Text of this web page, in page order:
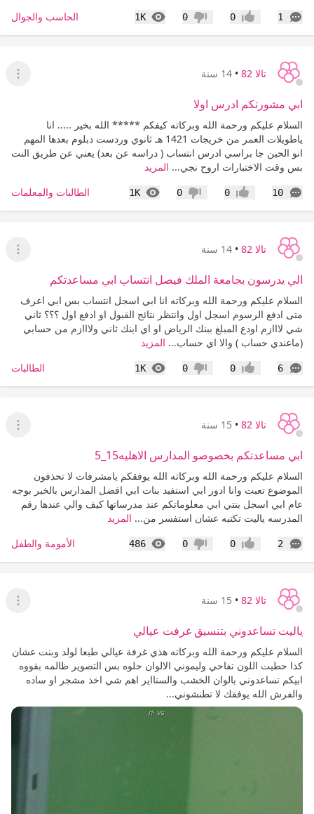
1
التعليقات إعجاب0 عدم إعجاب
0
1K
المشاهدات الحاسب والجوال
تالا 82 • 14 سنة
عرض
ابي مشورتكم ادرس اولا
السلام عليكم ورحمة الله وبركاته كيفكم ***** الله بخير ..... انا
ياطويلات العمر من خريجات 1421 هـ ثانوي وردست دبلوم بعدها المهم
انو الحين جا براسي ادرس انتساب ( دراسه عن بعد) يعني عن طريق النت
بس وقت الاختبارات اروح نجي... المزيد
10
التعليقات إعجاب0 عدم إعجاب
0
1K
المشاهدات الطالبات والمعلمات
تالا 82 • 14 سنة
عرض
الي يدرسون بجامعة الملك فيصل انتساب ابي مساعدتكم
السلام عليكم ورحمة الله وبركاته انا ابي اسجل انتساب بس ابي اعرف
متى ادفع الرسوم اسجل اول وانتظر نتائج القبول او ادفع اول ؟؟؟ ثاني
شي لااازم اودع المبلغ ببنك الرياض او اي ابنك ثاني ولااازم من حسابي
(ماعندي حساب ) والا اي حساب... المزيد
6
التعليقات إعجاب0 عدم إعجاب
0
1K
المشاهدات الطالبات
تالا 82 • 15 سنة
عرض
ابي مساعدتكم بخصوصو المدارس الاهليه15_5
السلام عليكم ورحمة الله وبركاته الله يوفقكم يامشرفات لا تحذفون
الموضوع تعبت وانا ادور ابي استفيد بنات ابي افضل المدارس بالخبر بوجه
عام ابي اسجل بنتي ابي معلوماتكم عند مدرساتها كيف والي عندها رقم
المدرسه ياليت تكتبه عشان استفسر من... المزيد
2
التعليقات إعجاب0 عدم إعجاب
0
486
المشاهدات الأمومة والطفل
تالا 82 • 15 سنة
عرض
ياليت تساعدوني بتنسيق غرفت عيالي
السلام عليكم ورحمة الله وبركاته هذي غرفة عيالي طبعا لولد وبنت عشان
كذا حطيت اللون تفاحي وليموني الالوان حلوه بس التصوير ظالمه بقووه
ابيكم تساعدوني بالوان الخشب والستااير اهم شي اخذ مشجر او ساده
والفرش الله يوفقك لا تطنشوني...